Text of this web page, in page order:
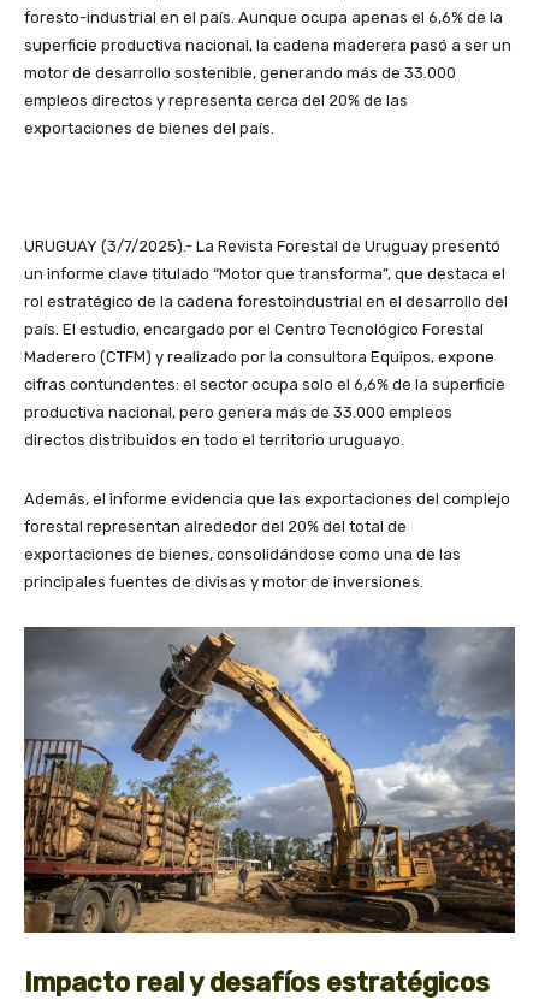
foresto-industrial en el país. Aunque ocupa apenas el 6,6% de la
superficie productiva nacional, la cadena maderera pasó a ser un
motor de desarrollo sostenible, generando más de 33.000
empleos directos y representa cerca del 20% de las
exportaciones de bienes del país.
URUGUAY (3/7/2025).- La Revista Forestal de Uruguay presentó
un informe clave titulado “Motor que transforma”, que destaca el
rol estratégico de la cadena forestoindustrial en el desarrollo del
país. El estudio, encargado por el Centro Tecnológico Forestal
Maderero (CTFM) y realizado por la consultora Equipos, expone
cifras contundentes: el sector ocupa solo el 6,6% de la superficie
productiva nacional, pero genera más de 33.000 empleos
directos distribuidos en todo el territorio uruguayo.
Además, el informe evidencia que las exportaciones del complejo
forestal representan alrededor del 20% del total de
exportaciones de bienes, consolidándose como una de las
principales fuentes de divisas y motor de inversiones.
Impacto real y desafíos estratégicos